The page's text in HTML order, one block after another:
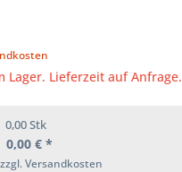
Lager. Lieferzeit auf Anfrage.
0,00Stk
0,00 € *
Versandkosten